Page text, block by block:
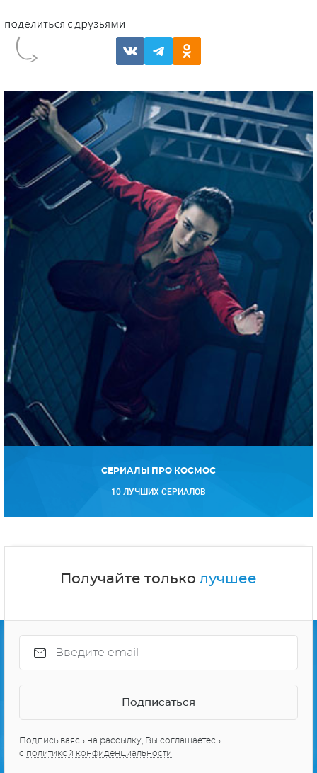
СЕРИАЛЫ ПРО КОСМОС
10 ЛУЧШИХ СЕРИАЛОВ
Получайте только лучшее
Подписываясь на рассылку, Вы соглашаетесь
с политикой конфиденциальности